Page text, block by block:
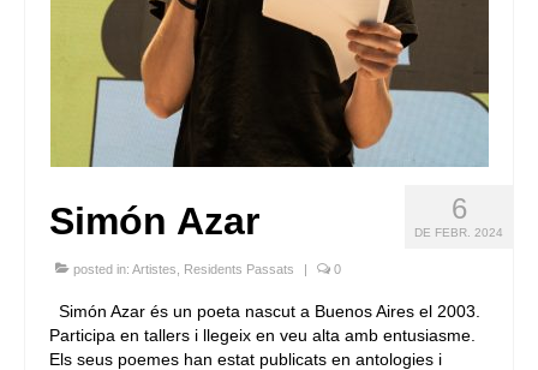
6
DE FEBR. 2024
Simón Azar
posted in: Artistes Residents Passats | 0
Simón Azar és un poeta nascut a Buenos Aires el 2003.
Participa en tallers i llegeix en veu alta amb entusiasme.
Els seus poemes han estat publicats en antologies i